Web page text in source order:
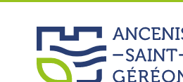
Aller
contenu
Panneau de gestion des cookies